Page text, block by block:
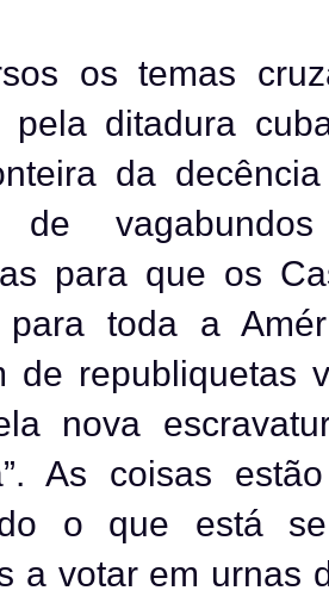
os temas
pela ditadura
da
de
para que os
para toda a
de republiquetas
nova
As coisas
o que está
a votar em urnas